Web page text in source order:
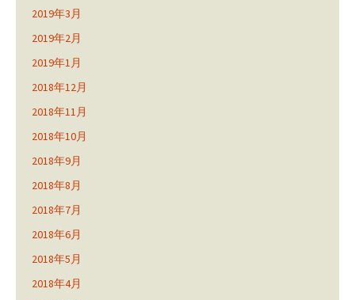
2019年3月
2019年2月
2019年1月
2018年12月
2018年11月
2018年10月
2018年9月
2018年8月
2018年7月
2018年6月
2018年5月
2018年4月